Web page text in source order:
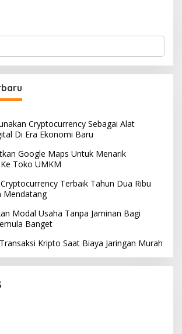
Cryptocurrency Sebagai Alat
Di Era Ekonomi Baru
Google Maps Untuk Menarik
Toko UMKM
Terbaik Tahun Dua Ribu
Mendatang
Modal Usaha Tanpa Jaminan Bagi
Banget
Kripto Saat Biaya Jaringan Murah